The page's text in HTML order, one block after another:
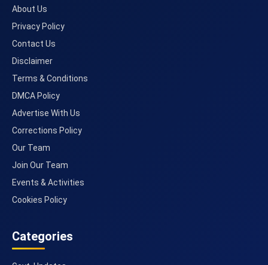
About Us
Privacy Policy
Contact Us
Disclaimer
Terms & Conditions
DMCA Policy
Advertise With Us
Corrections Policy
Our Team
Join Our Team
Events & Activities
Cookies Policy
Categories